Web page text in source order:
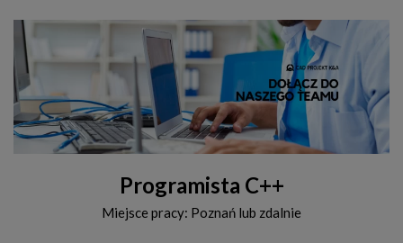
Programista C++
Miejsce pracy: Poznań lub zdalnie